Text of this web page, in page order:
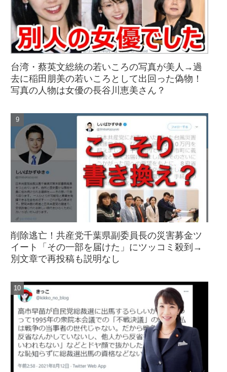
台湾・蔡英文総統の若いころの写真が美人→過
去に稲田朋美の若いころとして出回った偽物！
写真の人物は女優の長谷川恵美さん？
削除逃亡！共産党千葉県副委員長の災害募金ツ
イート「その一部を届けた」にツッコミ殺到→
別文章で再投稿も説明なし